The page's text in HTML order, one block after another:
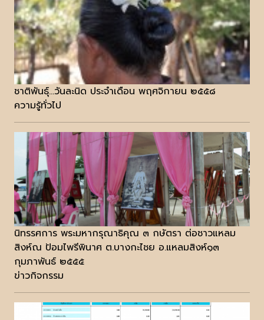
ชาติพันธุ์...วันละนิด ประจำเดือน พฤศจิกายน ๒๕๕๘
ความรู้ทั่วไป
นิทรรศการ พระมหากรุณาธิคุณ ๓ กษัตรา ต่อชาวแหลม
สิงห์ณ ป้อมไพรีพินาศ ต.บางกะไชย อ.แหลมสิงห์๑๓
กุมภาพันธ์ ๒๕๕๕
ข่าวกิจกรรม